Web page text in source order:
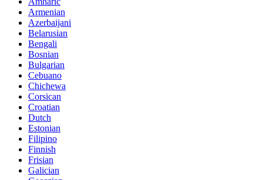
Armenian
Azerbaijani
Belarusian
Bengali
Bosnian
Bulgarian
Cebuano
Chichewa
Corsican
Croatian
Dutch
Estonian
Filipino
Finnish
Frisian
Galician